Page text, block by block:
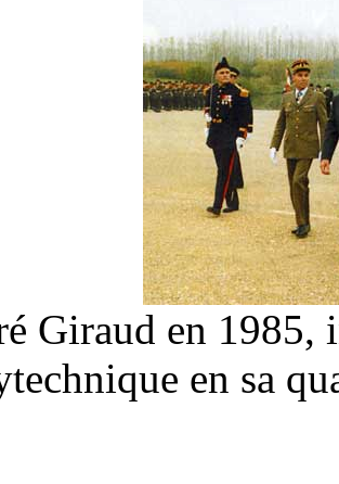
Giraud en 1985,
en sa